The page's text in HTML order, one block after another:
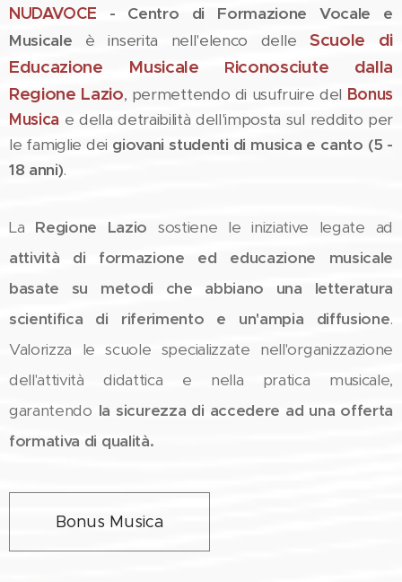
NUDAVOCE - Centro di Formazione Vocale e
Musicale è inserita nell'elenco delle Scuole di
Educazione Musicale Riconosciute dalla
Regione Lazio, permettendo di usufruire del Bonus
Musica e della detraibilità dell'imposta sul reddito per
le famiglie dei giovani studenti di musica e canto (5 -
18 anni).
La Regione Lazio sostiene le iniziative legate ad
attività di formazione ed educazione musicale
basate su metodi che abbiano una letteratura
scientifica di riferimento e un'ampia diffusione.
Valorizza le scuole specializzate nell'organizzazione
dell'attività didattica e nella pratica musicale,
garantendo la sicurezza di accedere ad una offerta
formativa di qualità.
Bonus Musica